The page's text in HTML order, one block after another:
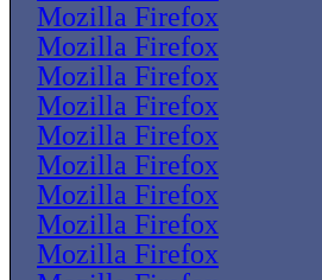
Mozilla Firefox
Mozilla Firefox
Mozilla Firefox
Mozilla Firefox
Mozilla Firefox
Mozilla Firefox
Mozilla Firefox
Mozilla Firefox
Mozilla Firefox